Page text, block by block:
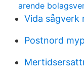
arende
Vida sågverk
Postnord